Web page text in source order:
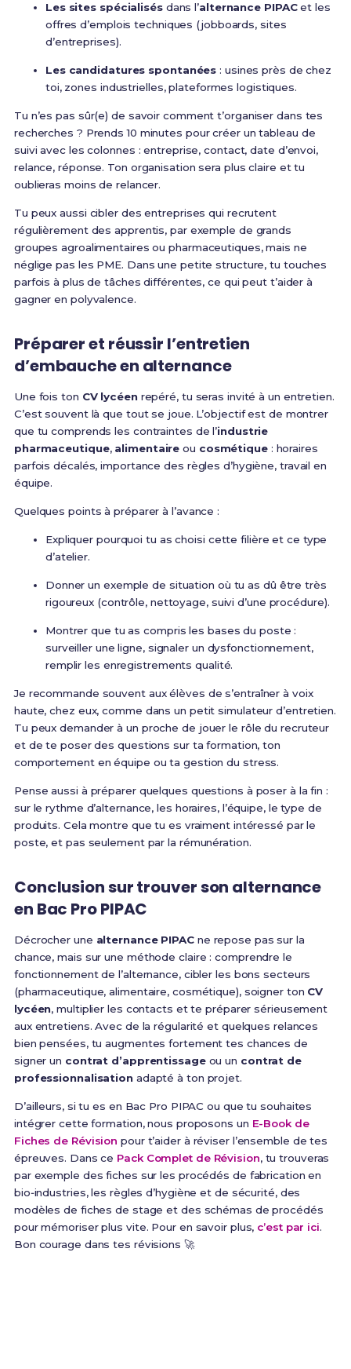
Les sites spécialisésdans l’alternance PIPACet les
offres d’emplois techniques (jobboards, sites
d’entreprises).
Les candidatures spontanées : usines près de chez
toi, zones industrielles, plateformes logistiques.
Tu n’es pas sûr(e) de savoir comment t’organiser dans tes
recherches ? Prends 10 minutes pour créer un tableau de
suivi avec les colonnes : entreprise, contact, date d’envoi,
relance, réponse. Ton organisation sera plus claire et tu
oublieras moins de relancer.
Tu peux aussi cibler des entreprises qui recrutent
régulièrement des apprentis, par exemple de grands
groupes agroalimentaires ou pharmaceutiques, mais ne
néglige pas les PME. Dans une petite structure, tu touches
parfois à plus de tâches différentes, ce qui peut t’aider à
gagner en polyvalence.
Préparer et réussir l’entretien
d’embauche en alternance
Une fois ton CV lycéenrepéré, tu seras invité à un entretien.
C’est souvent là que tout se joue. L’objectif est de montrer
que tu comprends les contraintes de l’industrie
pharmaceutique, alimentaire ou cosmétique: horaires
parfois décalés, importance des règles d’hygiène, travail en
équipe.
Quelques points à préparer à l’avance :
Expliquer pourquoi tu as choisi cette filière et ce type
d’atelier.
Donner un exemple de situation où tu as dû être très
rigoureux (contrôle, nettoyage, suivi d’une procédure).
Montrer que tu as compris les bases du poste :
surveiller une ligne, signaler un dysfonctionnement,
remplir les enregistrements qualité.
Je recommande souvent aux élèves de s’entraîner à voix
haute, chez eux, comme dans un petit simulateur d’entretien.
Tu peux demander à un proche de jouer le rôle du recruteur
et de te poser des questions sur ta formation, ton
comportement en équipe ou ta gestion du stress.
Pense aussi à préparer quelques questions à poser à la fin :
sur le rythme d’alternance, les horaires, l’équipe, le type de
produits. Cela montre que tu es vraiment intéressé par le
poste, et pas seulement par la rémunération.
Conclusion sur trouver son alternance
en Bac Pro PIPAC
Décrocher une alternance PIPACne repose pas sur la
chance, mais sur une méthode claire : comprendre le
fonctionnement de l’alternance, cibler les bons secteurs
(pharmaceutique, alimentaire, cosmétique), soigner ton CV
lycéen, multiplier les contacts et te préparer sérieusement
aux entretiens. Avec de la régularité et quelques relances
bien pensées, tu augmentes fortement tes chances de
signer un contrat d’apprentissageou un contrat de
professionnalisationadapté à ton projet.
D’ailleurs, si tu es en Bac Pro PIPAC ou que tu souhaites
intégrer cette formation, nous proposons un E-Book de
Fiches de Révision pour t’aider à réviser l’ensemble de tes
épreuves. Dans ce Pack Complet de Révision, tu trouveras
par exemple des fiches sur les procédés de fabrication en
bio‑industries, les règles d’hygiène et de sécurité, des
modèles de fiches de stage et des schémas de procédés
pour mémoriser plus vite. Pour en savoir plus, c’est par ici.
Bon courage dans tes révisions 🚀